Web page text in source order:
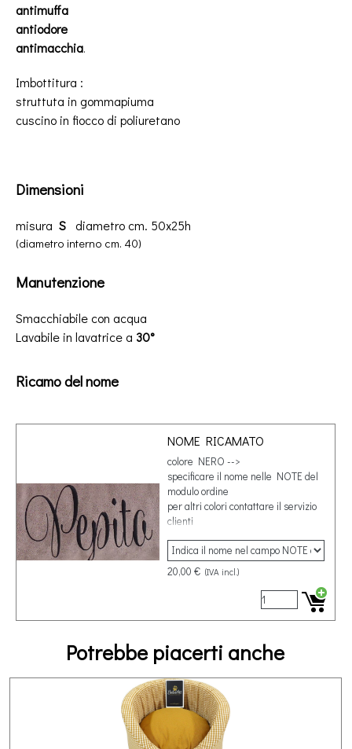
antimuffa
antiodore
antimacchia.
Imbottitura :
struttuta in gommapiuma
cuscino in fiocco di poliuretano
Dimensioni
misura S diametro cm. 50x25h
(diametro interno cm. 40)
Manutenzione
Smacchiabile con acqua
Lavabile in lavatrice a 30°
Ricamo del nome
NOME RICAMATO
colore NERO -->
specificare il nome nelle NOTE del
modulo ordine
per altri colori contattare il servizio
clienti
20,00 € (IVA incl.)
Potrebbe piacerti anche